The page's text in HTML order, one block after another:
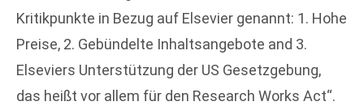
Kritikpunkte in Bezug auf Elsevier genannt: 1. Hohe
Preise, 2. Gebündelte Inhaltsangebote and 3.
Elseviers Unterstützung der US Gesetzgebung,
das heißt vor allem für den Research Works Act“.